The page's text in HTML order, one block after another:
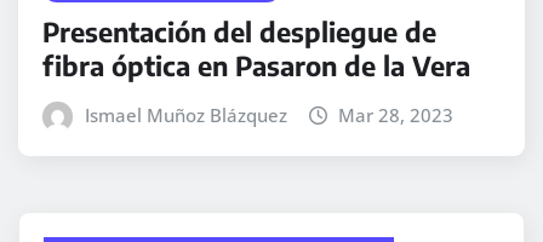
Presentación del despliegue de
fibra óptica en Pasaron de la Vera
Ismael Muñoz Blázquez Mar 28, 2023